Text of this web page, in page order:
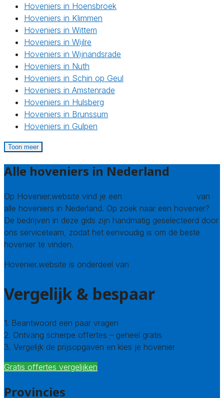
Hoveniers in Hoensbroek
Hoveniers in Klimmen
Hoveniers in Wittem
Hoveniers in Wijlre
Hoveniers in Wijnandsrade
Hoveniers in Nuth
Hoveniers in Schin op Geul
Hoveniers in Amstenrade
Hoveniers in Hulsberg
Hoveniers in Brunssum
Hoveniers in Gulpen
Toon meer
Alle hoveniers in Nederland
Op Hovenier.website vind je een
van
alle hoveniers in Nederland. Op zoek naar een hovenier?
De bedrijven in deze gids zijn handmatig geselecteerd door
ons serviceteam, zodat het eenvoudig is om de beste
hovenier te vinden.
Hovenier.website is onderdeel van
Vergelijk & bespaar
1. Beantwoord een paar vragen
2. Ontvang scherpe offertes – geheel gratis
3. Vergelijk de prijsopgaven en kies je hovenier
Gratis offertes vergelijken
Provincies